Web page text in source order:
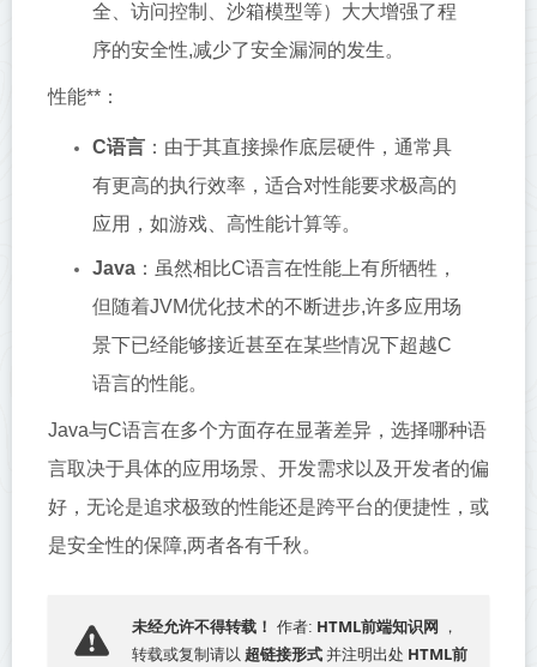
全、访问控制、沙箱模型等）大大增强了程
序的安全性,减少了安全漏洞的发生。
性能**：
C语言：由于其直接操作底层硬件，通常具
有更高的执行效率，适合对性能要求极高的
应用，如游戏、高性能计算等。
Java：虽然相比C语言在性能上有所牺牲，
但随着JVM优化技术的不断进步,许多应用场
景下已经能够接近甚至在某些情况下超越C
语言的性能。
Java与C语言在多个方面存在显著差异，选择哪种语
言取决于具体的应用场景、开发需求以及开发者的偏
好，无论是追求极致的性能还是跨平台的便捷性，或
是安全性的保障,两者各有千秋。
未经允许不得转载！ 作者: HTML前端知识网 ，
转载或复制请以 超链接形式 并注明出处 HTML前